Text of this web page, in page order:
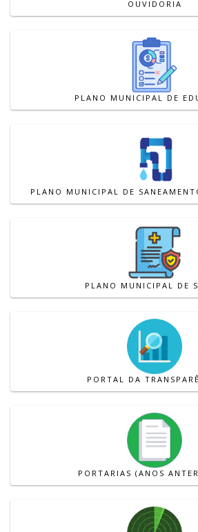
OUVIDORIA
PLANO MUNICIPAL DE
PLANO MUNICIPAL DE
PLANO MUNICIPAL DE
PORTAL DA
PORTARIAS (ANOS